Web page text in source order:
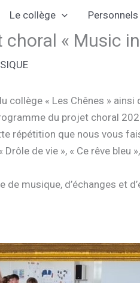
Le collège Personnels
« Music
collège « Les Chênes »
du projet choral
répétition que nous vous
Drôle de vie », « Ce rêve
de musique, d’échanges et